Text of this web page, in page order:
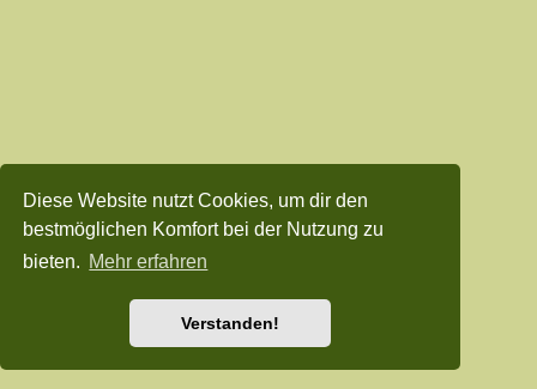
Diese Website nutzt Cookies, um dir den
bestmöglichen Komfort bei der Nutzung zu
bieten. Mehr erfahren
Verstanden!